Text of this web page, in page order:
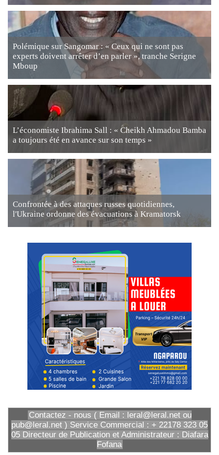
Polémique sur Sangomar : « Ceux qui ne sont pas
experts doivent arrêter d’en parler », tranche Serigne
Mboup
L’économiste Ibrahima Sall : « Cheikh Ahmadou Bamba
a toujours été en avance sur son temps »
Confrontée à des attaques russes quotidiennes,
l'Ukraine ordonne des évacuations à Kramatorsk
Contactez - nous ( Email : leral@leral.net ou
pub@leral.net ) Service Commercial : + 22178 323 05
05 Directeur de Publication et Administrateur : Diafara
Fofana